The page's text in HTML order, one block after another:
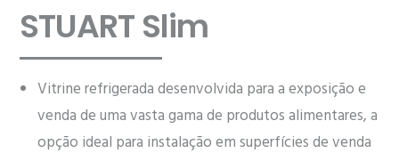
STUART Slim
Vitrine refrigerada desenvolvida para a exposição e
venda de uma vasta gama de produtos alimentares, a
opção ideal para instalação em superfícies de venda